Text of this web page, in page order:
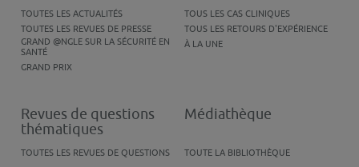
TOUTES LES ACTUALITÉS
TOUTES LES REVUES DE PRESSE
GRAND @NGLE SUR LA SÉCURITÉ EN
SANTÉ
GRAND PRIX
TOUS LES CAS CLINIQUES
TOUS LES RETOURS D'EXPÉRIENCE
À LA UNE
Revues de questions
thématiques
TOUTES LES REVUES DE QUESTIONS
Médiathèque
TOUTE LA BIBLIOTHÈQUE